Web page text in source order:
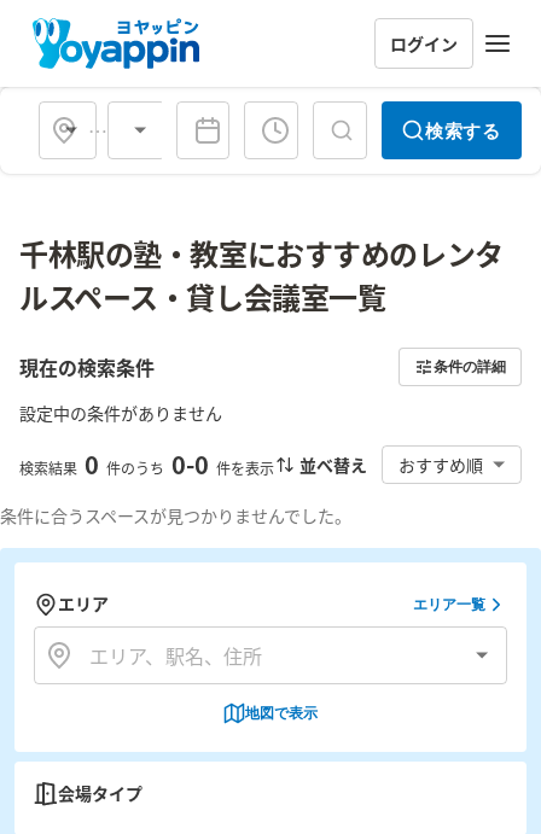
ログイン
会場タイプ 検索する
千林駅の塾・教室におすすめのレンタ
ルスペース・貸し会議室一覧
現在の検索条件 条件の詳細
設定中の条件がありません
検索結果 0 件のうち 0-0 件を表示 並べ替え おすすめ順
条件に合うスペースが見つかりませんでした。
エリア エリア一覧
地図で表示
会場タイプ